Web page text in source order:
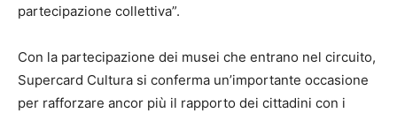
partecipazione collettiva”.
Con la partecipazione dei musei che entrano nel circuito,
Supercard Cultura si conferma un’importante occasione
per rafforzare ancor più il rapporto dei cittadini con i